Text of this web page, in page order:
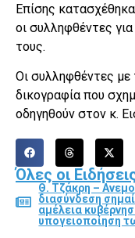
Επίσης
οι συλληφθέντες
τους.
Οι συλληφθέντες με
δικογραφία που
οδηγηθούν στον κ.
Όλες οι
Θ. Τζάκρη –
διασύνδεση
αμέλεια
υπογειοποίηση